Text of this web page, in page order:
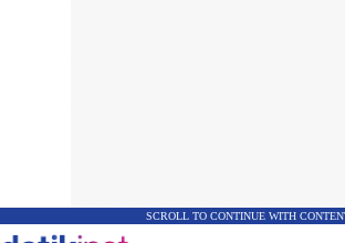
SCROLL TO CONTINUE WITH